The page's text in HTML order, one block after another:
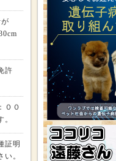
許
００
証明
。